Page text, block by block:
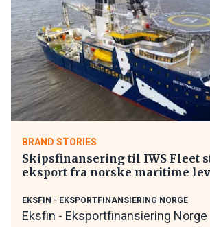
BRAND STORIES
Skipsfinansering til IWS Fleet
eksport fra norske maritime
EKSFIN - EKSPORTFINANSIERING NORGE
Eksfin - Eksportfinansiering Norge